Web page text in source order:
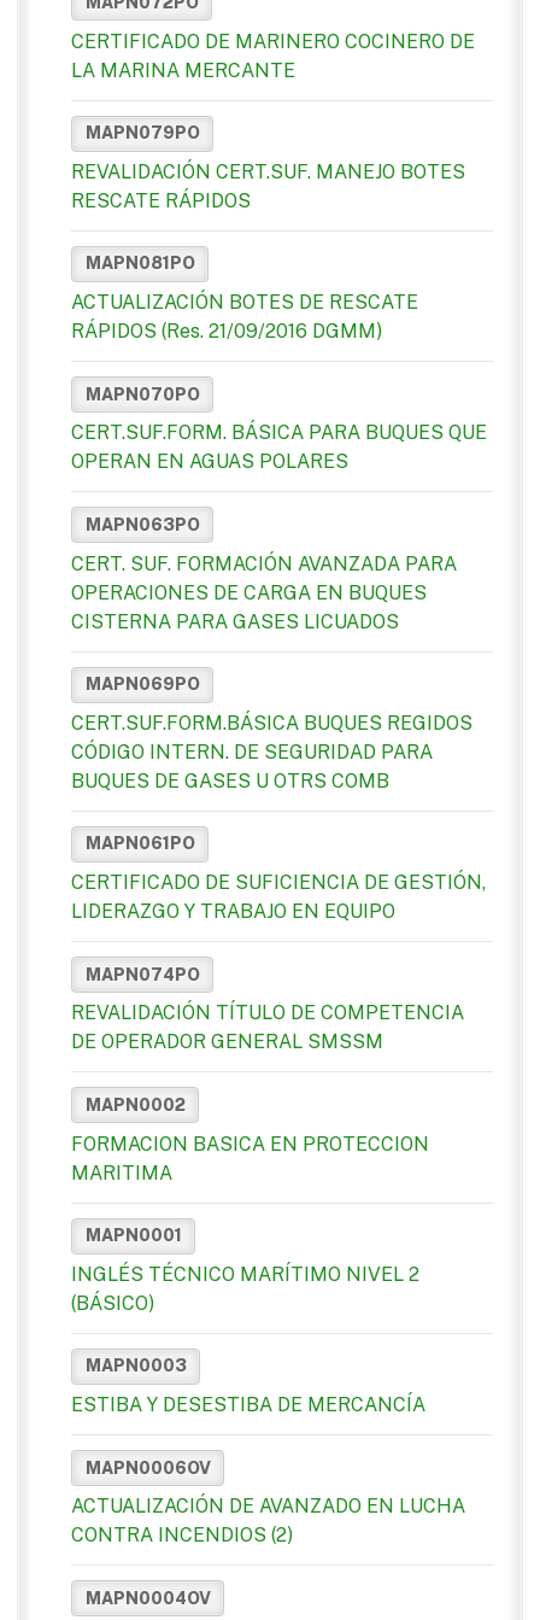
CERTIFICADO DE MARINERO COCINERO DE
LA MARINA MERCANTE
MAPN079PO
REVALIDACIÓN CERT.SUF. MANEJO BOTES
RESCATE RÁPIDOS
MAPN081PO
ACTUALIZACIÓN BOTES DE RESCATE
RÁPIDOS (Res. 21/09/2016 DGMM)
MAPN070PO
CERT.SUF.FORM. BÁSICA PARA BUQUES QUE
OPERAN EN AGUAS POLARES
MAPN063PO
CERT. SUF. FORMACIÓN AVANZADA PARA
OPERACIONES DE CARGA EN BUQUES
CISTERNA PARA GASES LICUADOS
MAPN069PO
CERT.SUF.FORM.BÁSICA BUQUES REGIDOS
CÓDIGO INTERN. DE SEGURIDAD PARA
BUQUES DE GASES U OTRS COMB
MAPN061PO
CERTIFICADO DE SUFICIENCIA DE GESTIÓN,
LIDERAZGO Y TRABAJO EN EQUIPO
MAPN074PO
REVALIDACIÓN TÍTULO DE COMPETENCIA
DE OPERADOR GENERAL SMSSM
MAPN0002
FORMACION BASICA EN PROTECCION
MARITIMA
MAPN0001
INGLÉS TÉCNICO MARÍTIMO NIVEL 2
(BÁSICO)
MAPN0003
ESTIBA Y DESESTIBA DE MERCANCÍA
MAPN0006OV
ACTUALIZACIÓN DE AVANZADO EN LUCHA
CONTRA INCENDIOS (2)
MAPN0004OV